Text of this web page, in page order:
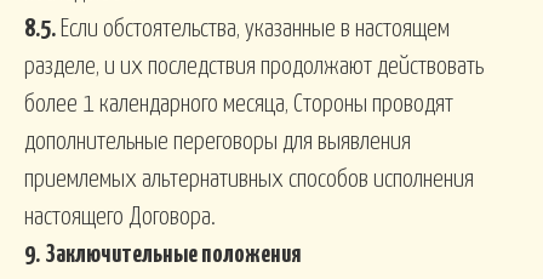
8.5. Если обстоятельства, указанные в настоящем
разделе, и их последствия продолжают действовать
более 1 календарного месяца, Стороны проводят
дополнительные переговоры для выявления
приемлемых альтернативных способов исполнения
настоящего Договора.
9. Заключительные положения